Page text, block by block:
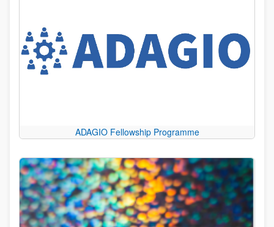
ADAGIO Fellowship Programme